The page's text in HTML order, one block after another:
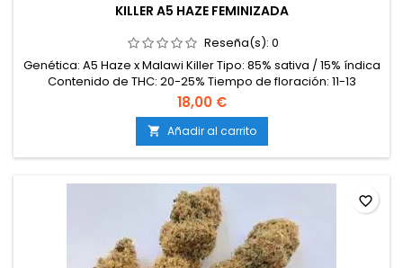
KILLER A5 HAZE FEMINIZADA
Reseña(s): 0
Genética: A5 Haze x Malawi Killer Tipo: 85% sativa / 15% índica
Contenido de THC: 20-25% Tiempo de floración: 11-13
semanas en interior Producción en interior: 500-600 g/m²
Producción en exterior: 600-900 g/planta Altura: 120-180 cm
en interior; hasta 300 cm en exterior Aromas y
sabores: Inciensados, amaderados y especiados, con notas
terrosas y cítricas...
18,00 €
 Añadir al carrito
favorite_border